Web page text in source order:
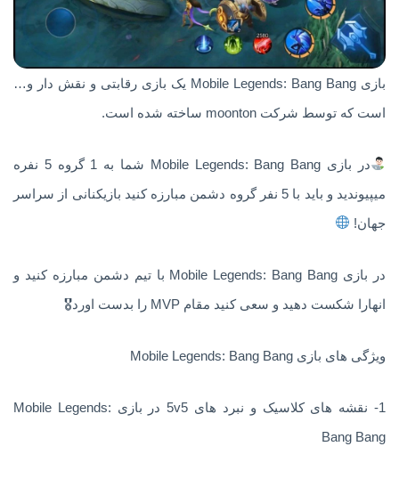
بازی Mobile Legends: Bang Bang یک بازی رقابتی و نقش دار و…
است که توسط شرکت moonton ساخته شده است.
در بازی Mobile Legends: Bang Bang شما به 1 گروه 5 نفره
میپیوندید و باید با 5 نفر گروه دشمن مبارزه کنید بازیکنانی از سراسر
جهان!
در بازی Mobile Legends: Bang Bang با تیم دشمن مبارزه کنید و
انهارا شکست دهید و سعی کنید مقام MVP را بدست اورد🎖
ویژگی های بازی Mobile Legends: Bang Bang
1- نقشه های کلاسیک و نبرد های 5v5 در بازی Mobile Legends:
Bang Bang